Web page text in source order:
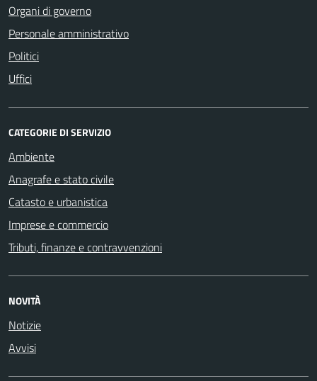
Organi di governo
Personale amministrativo
Politici
Uffici
CATEGORIE DI SERVIZIO
Ambiente
Anagrafe e stato civile
Catasto e urbanistica
Imprese e commercio
Tributi, finanze e contravvenzioni
NOVITÀ
Notizie
Avvisi